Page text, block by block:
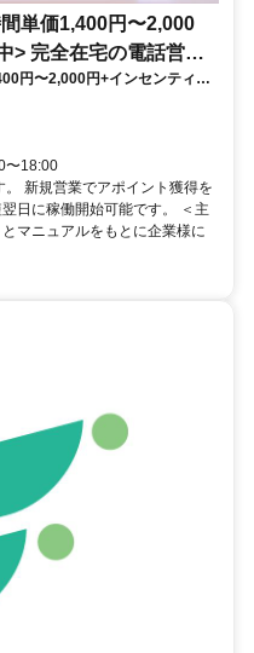
単価1,400円〜2,000
> 完全在宅の電話営業
円〜2,000円+インセンティブ
在宅の電話営業で家庭と仕事の
〜18:00
新規営業でアポイント獲得を
日に稼働開始可能です。 ＜主
マニュアルをもとに企業様に